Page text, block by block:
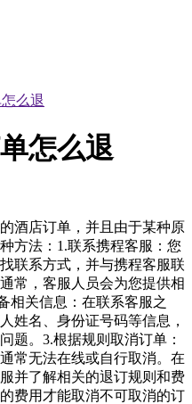
么退
怎么退
酒店订单，并且由于某种原
方法：1.联系携程客服：您
联系方式，并与携程客服联
常，客服人员会为您提供相
相关信息：在联系客服之
姓名、身份证号码等信息，
题。3.根据规则取消订单：
常无法在线或自行取消。在
并了解相关的退订规则和费
费用才能取消不可取消的订